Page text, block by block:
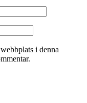
i denna